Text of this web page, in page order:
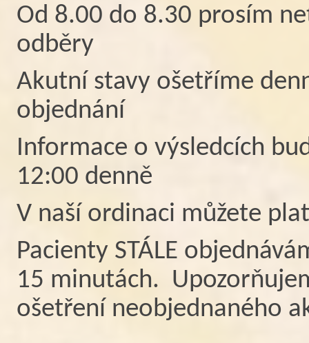
Od 8.00 do 8.30 prosím
odběry
Akutní stavy ošetříme
objednání
Informace o výsledcích
12:00 denně
V naší ordinaci můžete
Pacienty STÁLE
15 minutách.
ošetření neobjednaného